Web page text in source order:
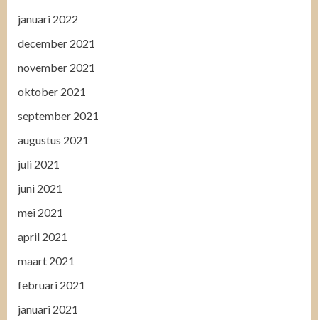
januari 2022
december 2021
november 2021
oktober 2021
september 2021
augustus 2021
juli 2021
juni 2021
mei 2021
april 2021
maart 2021
februari 2021
januari 2021